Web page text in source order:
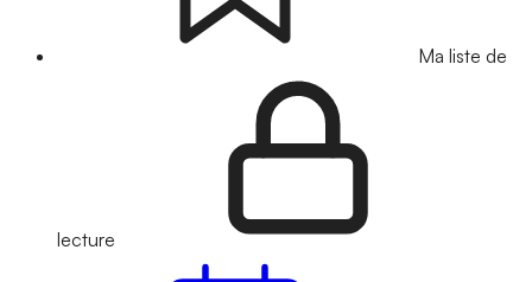
Ma liste de
lecture